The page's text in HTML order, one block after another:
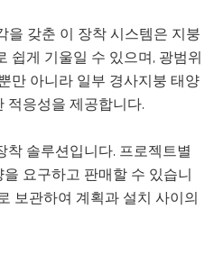
을 갖춘 이 장착 시스템은 지붕
쉽게 기울일 수 있으며, 광범위
만 아니라 일부 경사지붕 태양
적응성을 제공합니다.
착 솔루션입니다. 프로젝트별
요구하고 판매할 수 있습니
보관하여 계획과 설치 사이의